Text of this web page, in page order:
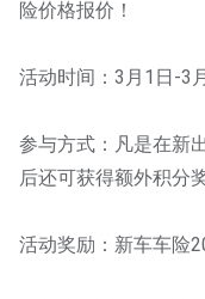
险价格报价！
活动时间：3月1日-3
参与方式：凡是在新
后还可获得额外积分
活动奖励：新车车险